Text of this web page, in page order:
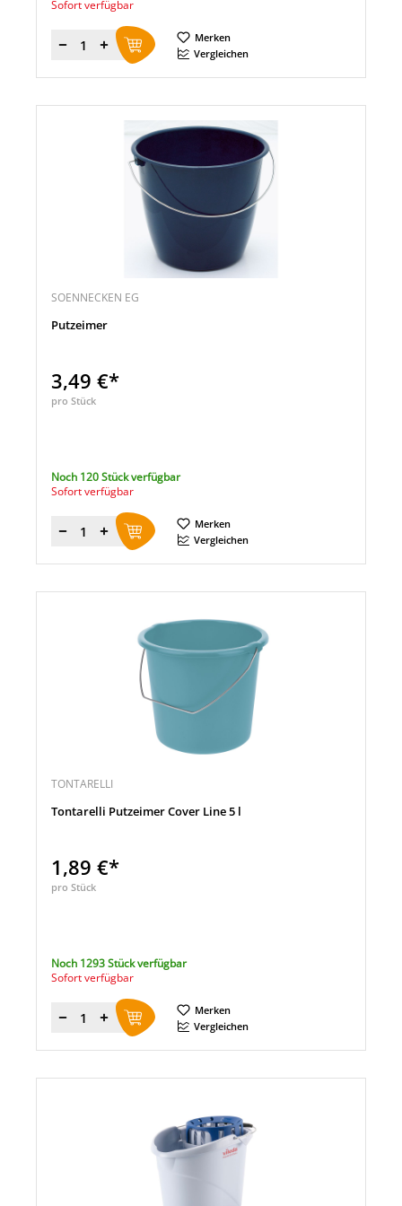
Sofort verfügbar
Menge
Merken
Vergleichen
SOENNECKEN EG
Putzeimer
3,49 €*
pro Stück
Noch 120 Stück verfügbar
Sofort verfügbar
Menge
Merken
Vergleichen
TONTARELLI
Tontarelli Putzeimer Cover Line 5 l
1,89 €*
pro Stück
Noch 1293 Stück verfügbar
Sofort verfügbar
Menge
Merken
Vergleichen